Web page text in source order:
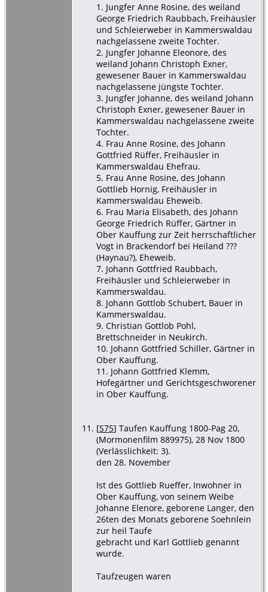
1. Jungfer Anne Rosine, des weiland
George Friedrich Raubbach, Freihäusler
und Schleierweber in Kammerswaldau
nachgelassene zweite Tochter.
2. Jungfer Johanne Eleonore, des
weiland Johann Christoph Exner,
gewesener Bauer in Kammerswaldau
nachgelassene jüngste Tochter.
3. Jungfer Johanne, des weiland Johann
Christoph Exner, gewesener Bauer in
Kammerswaldau nachgelassene zweite
Tochter.
4. Frau Anne Rosine, des Johann
Gottfried Rüffer, Freihäusler in
Kammerswaldau Ehefrau.
5. Frau Anne Rosine, des Johann
Gottlieb Hornig, Freihäusler in
Kammerswaldau Eheweib.
6. Frau Maria Elisabeth, des Johann
George Friedrich Rüffer, Gärtner in
Ober Kauffung zur Zeit herrschaftlicher
Vogt in Brackendorf bei Heiland ???
(Haynau?), Eheweib.
7. Johann Gottfried Raubbach,
Freihäusler und Schleierweber in
Kammerswaldau.
8. Johann Gottlob Schubert, Bauer in
Kammerswaldau.
9. Christian Gottlob Pohl,
Brettschneider in Neukirch.
10. Johann Gottfried Schiller, Gärtner in
Ober Kauffung.
11. Johann Gottfried Klemm,
Hofegärtner und Gerichtsgeschworener
in Ober Kauffung.
[S75] Taufen Kauffung 1800-Pag 20,
(Mormonenfilm 889975), 28 Nov 1800
(Verlässlichkeit: 3).
den 28. November
Ist des Gottlieb Rueffer, Inwohner in
Ober Kauffung, von seinem Weibe
Johanne Elenore, geborene Langer, den
26ten des Monats geborene Soehnlein
zur heil Taufe
gebracht und Karl Gottlieb genannt
wurde.
Taufzeugen waren